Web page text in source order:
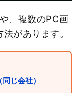
、複数のPC画
があります。
じ会社）